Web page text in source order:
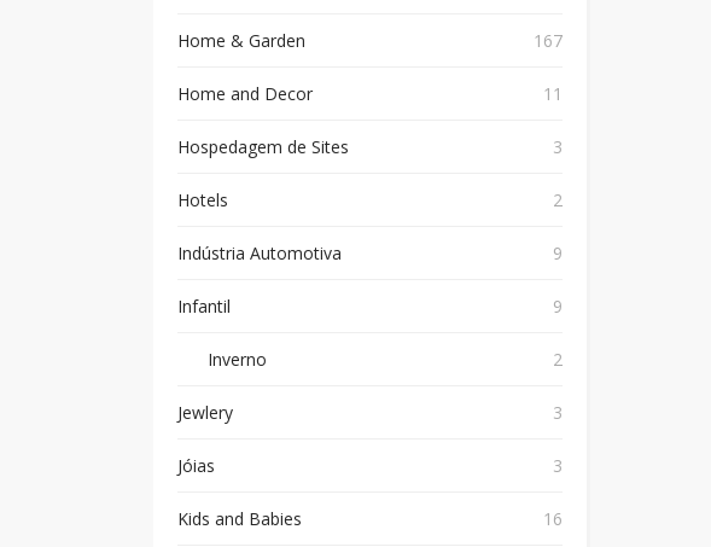
Home & Garden 167
Home and Decor 11
Hospedagem de Sites 3
Hotels 2
Indústria Automotiva 9
Infantil 9
Inverno 2
Jewlery 3
Jóias 3
Kids and Babies 16